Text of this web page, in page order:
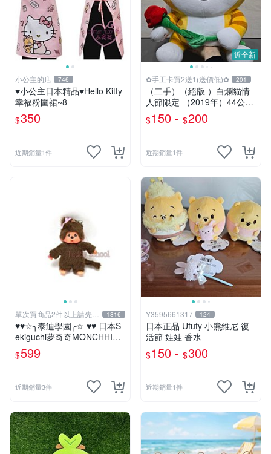
小公主的店 746
♥小公主日本精品♥Hello Kitty
幸福粉圍裙~8
$350
近期銷量1件
近全新
✿手工卡買2送1(送價低)✿ 201
（二手）（絕版 ）白爛貓情
人節限定 （2019年）44公分
大娃＆雞腿爛
$150 - $200
近期銷量1件
單次買商品2件以上請先詢
問運費
1816
♥♥☆╮泰迪學園╭☆ ♥♥ 日本S
ekiguchi夢奇奇MONCHHICH
I【mini女孩】吊飾(另售男孩)
$599
近期銷量3件
Y3595661317 124
日本正品 Ufufy 小熊維尼 復
活節 娃娃 香水
$150 - $300
近期銷量1件